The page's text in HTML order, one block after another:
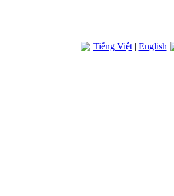
Tiếng Việt| English